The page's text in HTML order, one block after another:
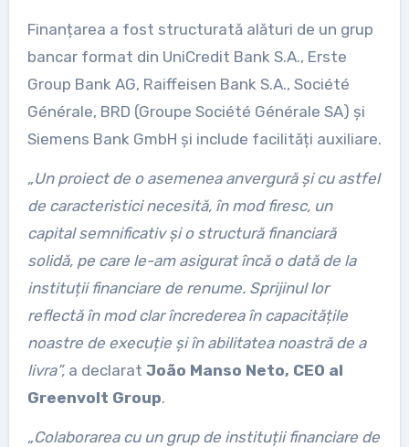
Finanțarea a fost structurată alături de un grup
bancar format din UniCredit Bank S.A., Erste
Group Bank AG, Raiffeisen Bank S.A., Société
Générale, BRD (Groupe Société Générale SA) și
Siemens Bank GmbH și include facilități auxiliare.
„Un proiect de o asemenea anvergură și cu astfel
de caracteristici necesită, în mod firesc, un
capital semnificativ și o structură financiară
solidă, pe care le-am asigurat încă o dată de la
instituții financiare de renume. Sprijinul lor
reflectă în mod clar încrederea în capacitățile
noastre de execuție și în abilitatea noastră de a
livra”,a declarat João Manso Neto, CEO al
Greenvolt Group.
„Colaborarea cu un grup de instituții financiare de